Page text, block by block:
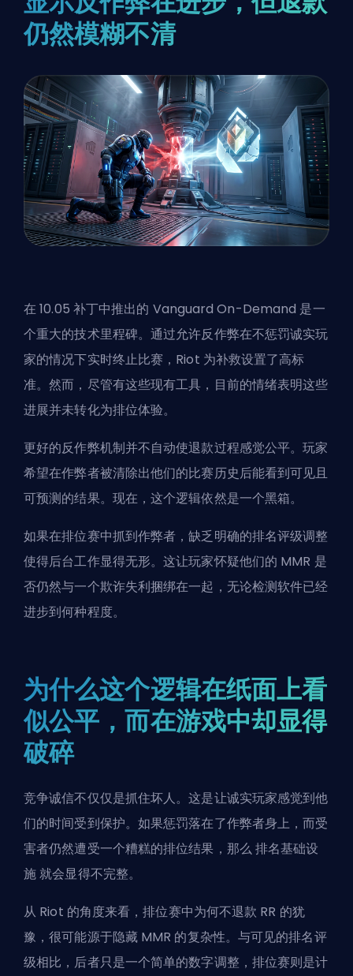
仍然模糊不清
在 10.05 补丁中推出的 Vanguard On-Demand 是一
个重大的技术里程碑。通过允许反作弊在不惩罚诚实玩
家的情况下实时终止比赛，Riot 为补救设置了高标
准。然而，尽管有这些现有工具，目前的情绪表明这些
进展并未转化为排位体验。
更好的反作弊机制并不自动使退款过程感觉公平。玩家
希望在作弊者被清除出他们的比赛历史后能看到可见且
可预测的结果。现在，这个逻辑依然是一个黑箱。
如果在排位赛中抓到作弊者，缺乏明确的排名评级调整
使得后台工作显得无形。这让玩家怀疑他们的 MMR 是
否仍然与一个欺诈失利捆绑在一起，无论检测软件已经
进步到何种程度。
为什么这个逻辑在纸面上看
似公平，而在游戏中却显得
破碎
竞争诚信不仅仅是抓住坏人。这是让诚实玩家感觉到他
们的时间受到保护。如果惩罚落在了作弊者身上，而受
害者仍然遭受一个糟糕的排位结果，那么 排名基础设
施就会显得不完整。
从 Riot 的角度来看，排位赛中为何不退款 RR 的犹
豫，很可能源于隐藏 MMR 的复杂性。与可见的排名评
级相比，后者只是一个简单的数字调整，排位赛则是计